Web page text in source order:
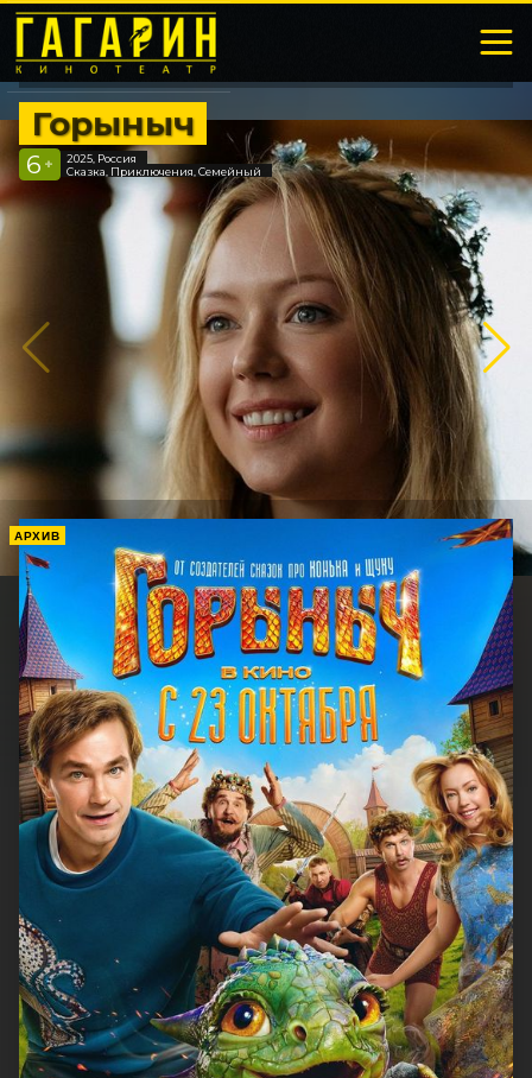
Горыныч
6 +
2025, Россия
Сказка, Приключения, Семейный
АРХИВ